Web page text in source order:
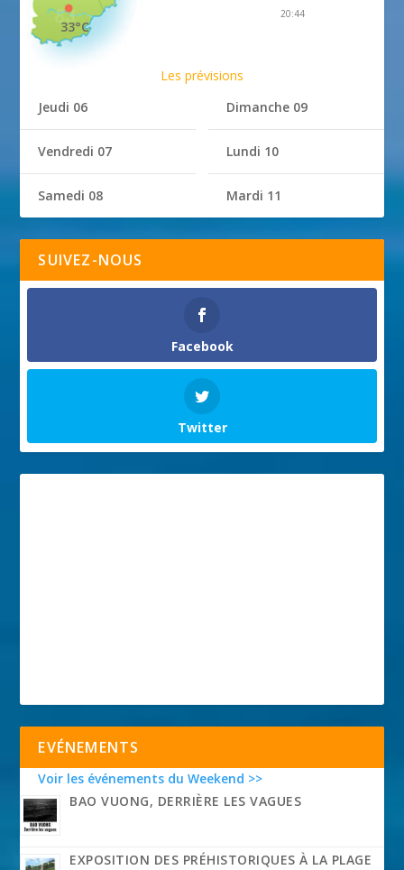
33°C
20:44
Les prévisions
Jeudi 06
Vendredi 07
Samedi 08
Dimanche 09
Lundi 10
Mardi 11
SUIVEZ-NOUS
Facebook
Twitter
EVÉNEMENTS
Voir les événements du Weekend >>
BAO VUONG, DERRIÈRE LES VAGUES
EXPOSITION DES PRÉHISTORIQUES À LA PLAGE